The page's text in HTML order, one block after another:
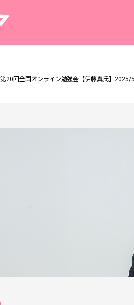
第20回全国オンライン勉強会【伊藤真氏】2025/